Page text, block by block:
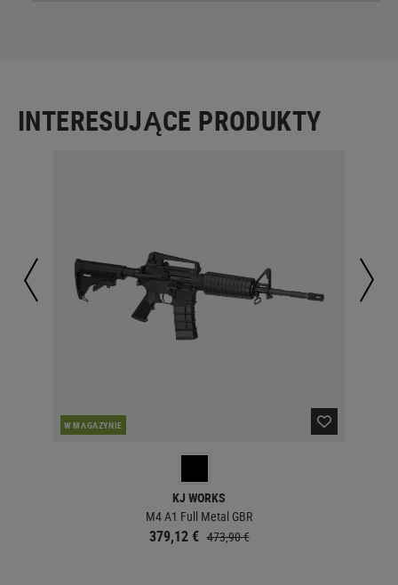
INTERESUJĄCE PRODUKTY
W MAGAZYNIE
KJ WORKS
M4 A1 Full Metal GBR
379,12 € 473,90 €